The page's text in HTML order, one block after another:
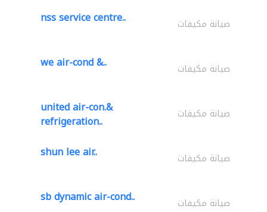
nss service centre.. صيانة مكيفات
we air-cond &.. صيانة مكيفات
united air-con.&
refrigeration.. صيانة مكيفات
shun lee air.. صيانة مكيفات
sb dynamic air-cond.. صيانة مكيفات